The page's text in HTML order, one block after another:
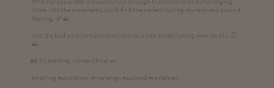
Whether you prefer a leisurely ride through the orchards or a challenging
climb into the mountains, you'll find the perfect cycling route in and around
Marling. 🌿⛰️
And the best part? Around every corner, a new breathtaking view awaits. 😉
⛰
📸 TV Marling_ Linter Christian
#marling #southtyrol #marlengo #südtirol #radfahren